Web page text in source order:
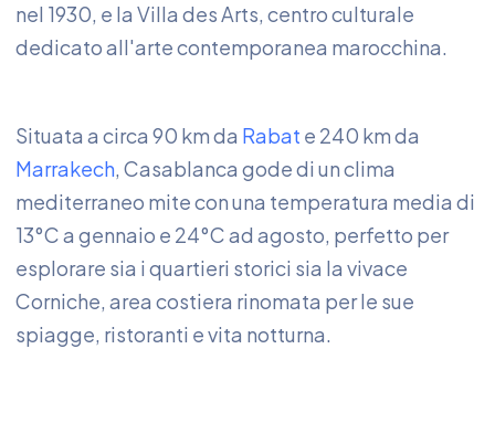
nel 1930, e la Villa des Arts, centro culturale
dedicato all'arte contemporanea marocchina.
Situata a circa 90 km da Rabat e 240 km da
Marrakech, Casablanca gode di un clima
mediterraneo mite con una temperatura media di
13°C a gennaio e 24°C ad agosto, perfetto per
esplorare sia i quartieri storici sia la vivace
Corniche, area costiera rinomata per le sue
spiagge, ristoranti e vita notturna.